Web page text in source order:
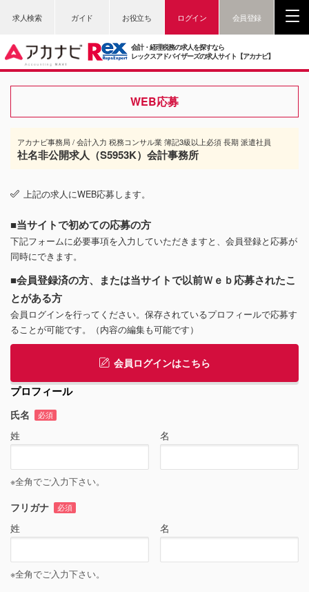
求人検索 ガイド お役立ち ログイン 会員登録
会計・経理税務の求人を探すなら
レックスアドバイザーズの求人サイト【アカナビ】
WEB応募
アカナビ事務局 / 会計入力 税務コンサル業 簿記3級以上必須 長期 派遣社員
社名非公開求人（S5953K）会計事務所
上記の求人にWEB応募します。
■当サイトで初めての応募の方
下記フォームに必要事項を入力していただきますと、会員登録と応募が
同時にできます。
■会員登録済の方、または当サイトで以前Ｗｅｂ応募されたこ
とがある方
会員ログインを行ってください。保存されているプロフィールで応募す
ることが可能です。（内容の編集も可能です）
会員ログインはこちら
プロフィール
氏名 必須
姓 名
※全角でご入力下さい。
フリガナ 必須
姓 名
※全角でご入力下さい。